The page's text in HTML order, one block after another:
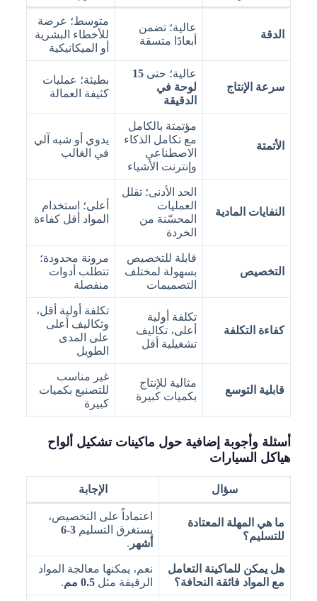
الدقة
عالية؛ تضمن
أبعادًا متسقة
متوسط؛ عرضة
للأخطاء البشرية
أو الميكانيكية
سرعة الإنتاج
عالية؛ حتى 15
لوحة في
الدقيقة
بطيئة؛ عمليات
كثيفة العمالة
الأتمتة
مؤتمتة بالكامل
مع تكامل الذكاء
الاصطناعي
وإنترنت الأشياء
يدوي أو شبه آلي
في الغالب
النفايات المادية
الحد الأدنى؛ تقلل
العمليات
المحسّنة من
الخردة
أعلى؛ استخدام
المواد أقل كفاءة
التخصيص
قابلة للتخصيص
بسهولة لمختلف
التصميمات
مرونة محدودة؛
تتطلب أدوات
منفصلة
كفاءة التكلفة
تكلفة أولية
أعلى، تكاليف
تشغيلية أقل
تكلفة أولية أقل،
وتكاليف أعلى
على المدى
الطويل
قابلية التوسع
مثالية للإنتاج
بكميات كبيرة
غير مناسب
للتصنيع بكميات
كبيرة
أسئلة وأجوبة إضافية حول ماكينات تشكيل ألواح
هياكل السيارات
سؤال الإجابة
ما هي المهلة المعتادة
للتسليم؟
اعتماداً على التخصيص،
يستغرق التسليم
3-6
أشهر .
هل يمكن للماكينة التعامل
مع المواد فائقة النحافة؟
نعم، يمكنها معالجة المواد
الرقيقة مثل 0.5 مم .